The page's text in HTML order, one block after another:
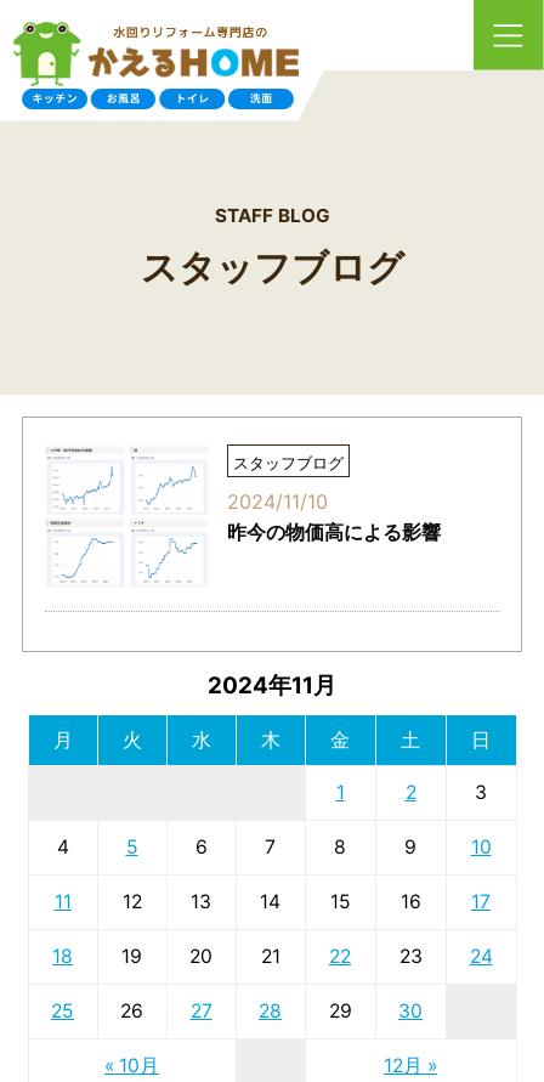
STAFF BLOG
スタッフブログ
スタッフブログ
2024/11/10
昨今の物価高による影響
2024年11月
月 火 水 木 金 土 日
« 10月 12月 »
1 2 3
4 5 6 7 8 9 10
11 12 13 14 15 16 17
18 19 20 21 22 23 24
25 26 27 28 29 30